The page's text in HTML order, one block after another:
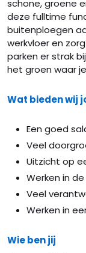
schone, groene
deze fulltime
buitenploegen
werkvloer en
parken er strak
het groen waar
Wat bieden wij
Een goed
Veel
Uitzicht op
Werken in
Veel
Werken in
Wie ben jij